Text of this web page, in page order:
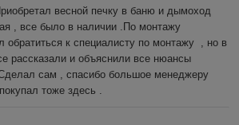
весной печку в баню и дымоход
, все было в наличии .По монтажу
обратиться к специалисту по монтажу  , но в
рассказали и объяснили все нюансы
сам , спасибо большое менеджеру
тоже здесь .